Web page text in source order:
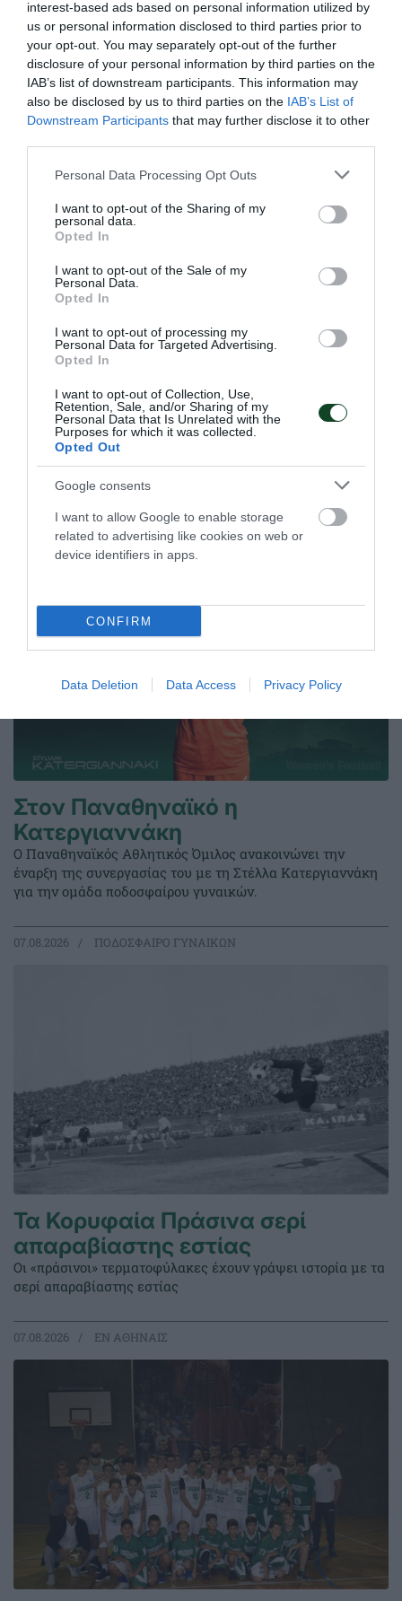
interest-based ads based on personal information utilized by
us or personal information disclosed to third parties prior to
your opt-out. You may separately opt-out of the further
disclosure of your personal information by third parties on the
IAB’s list of downstream participants. This information may
also be disclosed by us to third parties on the IAB’s List of
Downstream Participants that may further disclose it to other
Please note that this website/app uses one or more Google
not limited to your visit or usage behaviour. You may click to
grant or deny consent to Google and its third-party tags to
use your data for below specified purposes in below Google
consent section.
Personal Data Processing Opt Outs
I want to opt-out of the Sharing of my
personal data.
Opted In
I want to opt-out of the Sale of my
Personal Data.
Opted In
I want to opt-out of processing my
Personal Data for Targeted Advertising.
Opted In
I want to opt-out of Collection, Use,
Retention, Sale, and/or Sharing of my
Personal Data that Is Unrelated with the
Purposes for which it was collected.
Opted Out
Google consents
I want to allow Google to enable storage
related to advertising like cookies on web or
device identifiers in apps.
CONFIRM
Data Deletion Data Access Privacy Policy
Ζάγκρεμπ.
09.06.2026 ΠΙΝΓΚ ΠΟΝΓΚ ΑΝΔΡΩΝ
Με Μάκρα και τη νέα χρονιά!
Ο Παναθηναϊκός Αθλητικός Όμιλος ανακοινώνει την
ανδρικής ομάδας πινγκ πονγκ Λευτέρη Μάκρα.
29.05.2026 ΠΙΝΓΚ ΠΟΝΓΚ ΑΝΔΡΩΝ
ΤΕΛΕΥΤΑΙΑ ΝΕΑ
Στον Παναθηναϊκό η
Κατεργιαννάκη
Ο Παναθηναϊκός Αθλητικός Όμιλος ανακοινώνει την
έναρξη της συνεργασίας του με τη Στέλλα Κατεργιαννάκη
για την ομάδα ποδοσφαίρου γυναικών.
07.08.2026 ΠΟΔΟΣΦΑΙΡΟ ΓΥΝΑΙΚΩΝ
Τα Κορυφαία Πράσινα σερί
απαραβίαστης εστίας
Οι «πράσινοι» τερματοφύλακες έχουν γράψει ιστορία με τα
σερί απαραβίαστης εστίας
07.08.2026 EΝ ΑΘΗΝΑΙΣ